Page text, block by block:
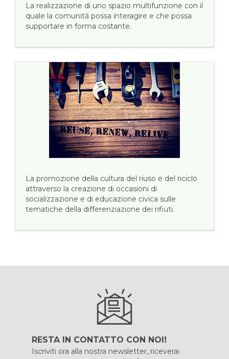
La realizzazione di uno spazio multifunzione con il
quale la comunità possa interagire e che possa
supportare in forma costante.
La promozione della cultura del riuso e del riciclo
attraverso la creazione di occasioni di
socializzazione e di educazione civica sulle
tematiche della differenziazione dei rifiuti.
RESTA IN CONTATTO CON NOI!
Iscriviti ora alla nostra newsletter, riceverai